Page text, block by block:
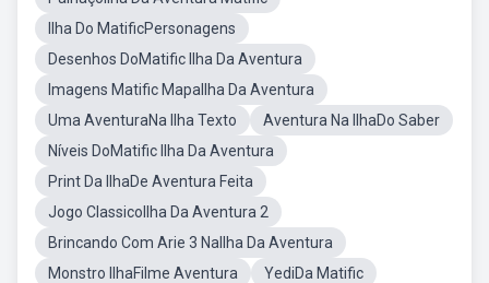
Ilha Do MatificPersonagens
Desenhos DoMatific Ilha Da Aventura
Imagens Matific MapaIlha Da Aventura
Uma AventuraNa Ilha Texto
Aventura Na IlhaDo Saber
Níveis DoMatific Ilha Da Aventura
Print Da IlhaDe Aventura Feita
Jogo ClassicoIlha Da Aventura 2
Brincando Com Arie 3 NaIlha Da Aventura
Monstro IlhaFilme Aventura
YediDa Matific